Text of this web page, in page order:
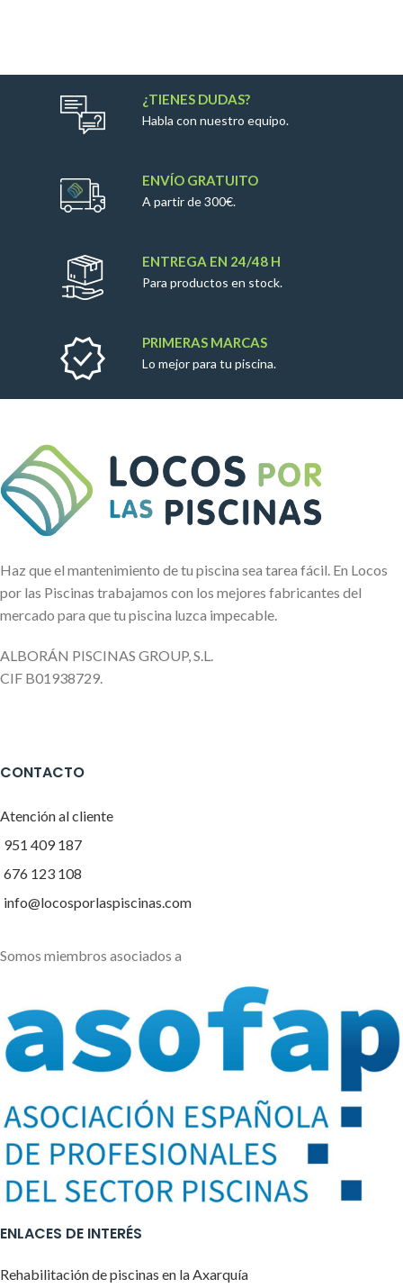
¿TIENES DUDAS?
Habla con nuestro equipo.
ENVÍO GRATUITO
A partir de 300€.
ENTREGA EN 24/48 H
Para productos en stock.
PRIMERAS MARCAS
Lo mejor para tu piscina.
Haz que el mantenimiento de tu piscina sea tarea fácil. En Locos
por las Piscinas trabajamos con los mejores fabricantes del
mercado para que tu piscina luzca impecable.
ALBORÁN PISCINAS GROUP, S.L.
CIF B01938729.
CONTACTO
Atención al cliente
951 409 187
676 123 108
info@locosporlaspiscinas.com
Somos miembros asociados a
ENLACES DE INTERÉS
Rehabilitación de piscinas en la Axarquía